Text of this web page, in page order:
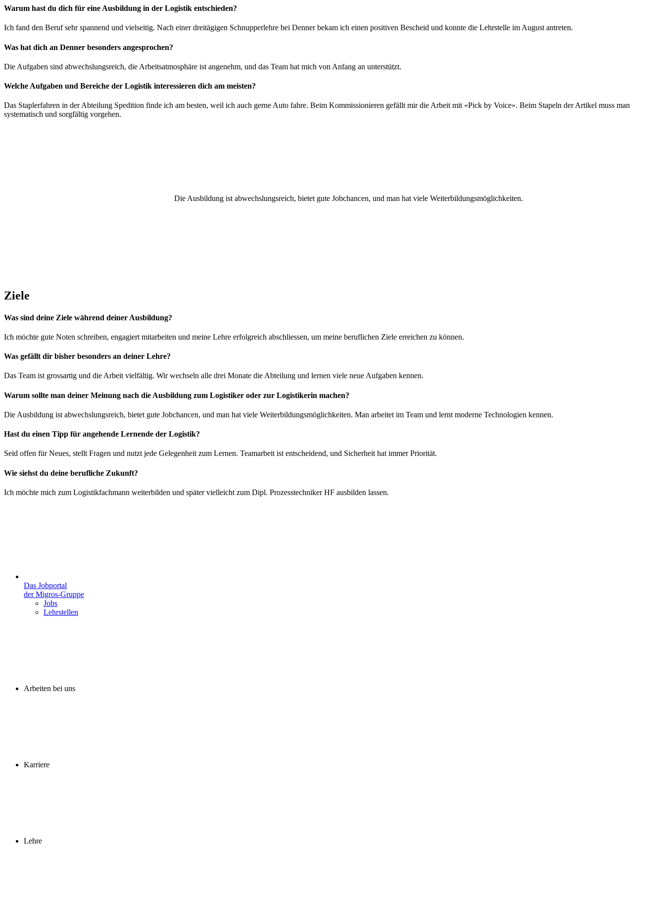
Warum hast du dich für eine Ausbildung in der Logistik entschieden?
Ich fand den Beruf sehr spannend und vielseitig. Nach einer dreitägigen Schnupperlehre bei Denner bekam ich einen positiven Bescheid und konnte die Lehrstelle im August antreten.
Was hat dich an Denner besonders angesprochen?
Die Aufgaben sind abwechslungsreich, die Arbeitsatmosphäre ist angenehm, und das Team hat mich von Anfang an unterstützt.
Welche Aufgaben und Bereiche der Logistik interessieren dich am meisten?
Das Staplerfahren in der Abteilung Spedition finde ich am besten, weil ich auch gerne Auto fahre. Beim Kommissionieren gefällt mir die Arbeit mit «Pick by Voice». Beim Stapeln der Artikel muss man
systematisch und sorgfältig vorgehen.
Die Ausbildung ist abwechslungsreich, bietet gute Jobchancen, und man hat viele Weiterbildungsmöglichkeiten.
Ziele
Was sind deine Ziele während deiner Ausbildung?
Ich möchte gute Noten schreiben, engagiert mitarbeiten und meine Lehre erfolgreich abschliessen, um meine beruflichen Ziele erreichen zu können.
Was gefällt dir bisher besonders an deiner Lehre?
Das Team ist grossartig und die Arbeit vielfältig. Wir wechseln alle drei Monate die Abteilung und lernen viele neue Aufgaben kennen.
Warum sollte man deiner Meinung nach die Ausbildung zum Logistiker oder zur Logistikerin machen?
Die Ausbildung ist abwechslungsreich, bietet gute Jobchancen, und man hat viele Weiterbildungsmöglichkeiten. Man arbeitet im Team und lernt moderne Technologien kennen.
Hast du einen Tipp für angehende Lernende der Logistik?
Seid offen für Neues, stellt Fragen und nutzt jede Gelegenheit zum Lernen. Teamarbeit ist entscheidend, und Sicherheit hat immer Priorität.
Wie siehst du deine berufliche Zukunft?
Ich möchte mich zum Logistikfachmann weiterbilden und später vielleicht zum Dipl. Prozesstechniker HF ausbilden lassen.
Das Jobportal
der Migros-Gruppe
Jobs
Lehrstellen
Arbeiten bei uns
Karriere
Lehre